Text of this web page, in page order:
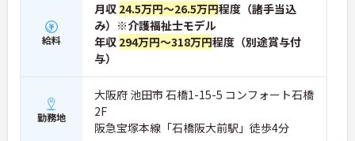
給料
月収 24.5万円～26.5万円程度（諸手当込
み）※介護福祉士モデル
年収 294万円～318万円程度（別途賞与付
与）
勤務地
大阪府 池田市 石橋1-15-5 コンフォート石橋
2F
阪急宝塚本線「石橋阪大前駅」徒歩4分